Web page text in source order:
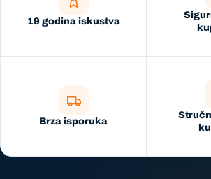
19 godina iskustva
Brza isporuka